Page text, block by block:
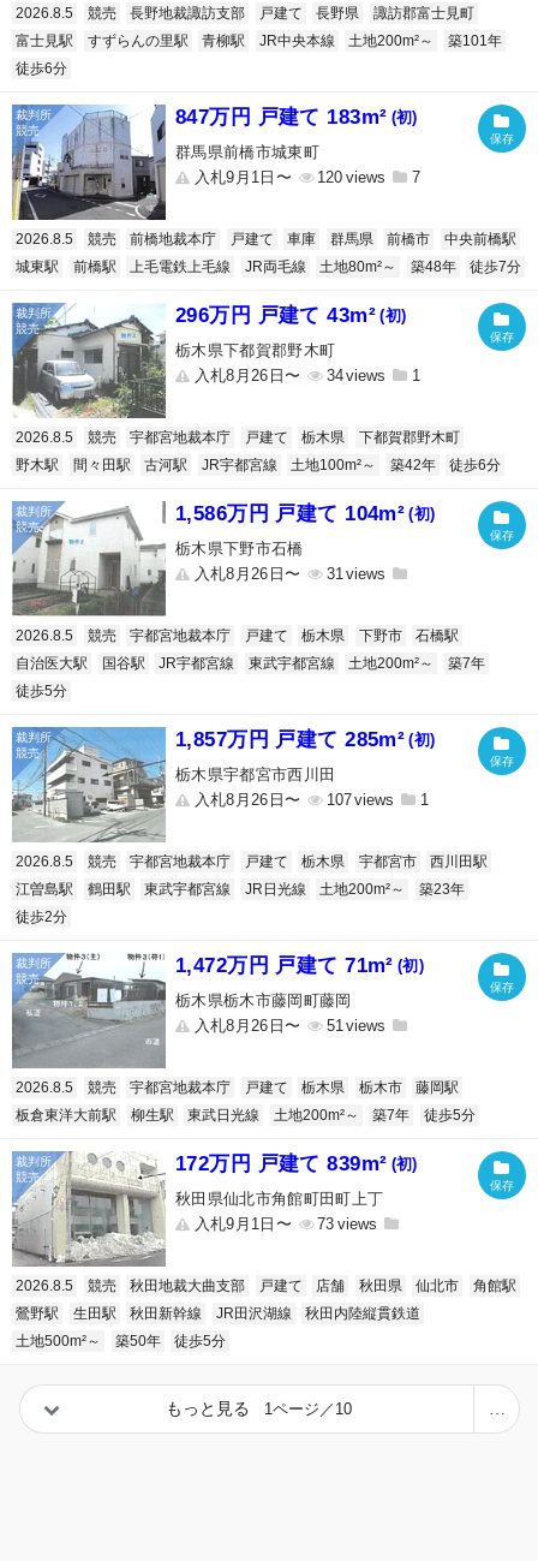
2026.8.5 競売 長野地裁諏訪支部 戸建て 長野県
諏訪郡富士見町
富士見駅
すずらんの里駅 青柳駅 JR中央本線 土地200m²～
築101年
徒歩6分
847万円 戸建て 183m² (初)
群馬県前橋市城東町
入札9月1日〜
120 7
2026.8.5 競売 前橋地裁本庁 戸建て 車庫 群馬県 前橋市
中央前橋駅
城東駅
前橋駅 上毛電鉄上毛線 JR両毛線 土地80m²～ 築48年 徒歩7分
296万円 戸建て 43m² (初)
栃木県下都賀郡野木町
入札8月26日〜
34 1
2026.8.5 競売 宇都宮地裁本庁 戸建て 栃木県
下都賀郡野木町
野木駅
間々田駅 古河駅 JR宇都宮線 土地100m²～ 築42年 徒歩6分
1,586万円 戸建て 104m² (初)
栃木県下野市石橋
入札8月26日〜
31
2026.8.5 競売 宇都宮地裁本庁 戸建て 栃木県 下野市
石橋駅
自治医大駅
国谷駅 JR宇都宮線 東武宇都宮線 土地200m²～
築7年
徒歩5分
1,857万円 戸建て 285m² (初)
栃木県宇都宮市西川田
入札8月26日〜
107 1
2026.8.5 競売 宇都宮地裁本庁 戸建て 栃木県 宇都宮市
西川田駅
江曽島駅
鶴田駅 東武宇都宮線 JR日光線 土地200m²～
築23年
徒歩2分
1,472万円 戸建て 71m² (初)
栃木県栃木市藤岡町藤岡
入札8月26日〜
51
2026.8.5 競売 宇都宮地裁本庁 戸建て 栃木県 栃木市
藤岡駅
板倉東洋大前駅
柳生駅 東武日光線 土地200m²～ 築7年 徒歩5分
172万円 戸建て 839m² (初)
秋田県仙北市角館町田町上丁
入札9月1日〜
73
2026.8.5 競売 秋田地裁大曲支部 戸建て 店舗 秋田県 仙北市
角館駅
鶯野駅
生田駅 秋田新幹線 JR田沢湖線
秋田内陸縦貫鉄道
土地500m²～
築50年 徒歩5分
もっと見る 1ページ／10